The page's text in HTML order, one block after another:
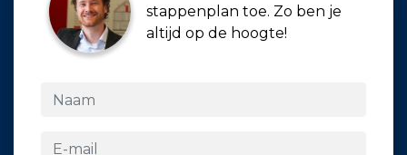
stappenplan toe. Zo ben je
altijd op de hoogte!